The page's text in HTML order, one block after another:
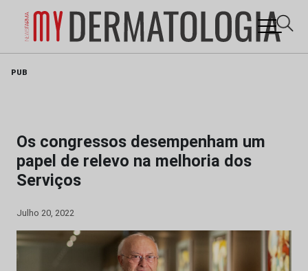
PUB
Os congressos desempenham um
papel de relevo na melhoria dos
Serviços
Julho 20, 2022